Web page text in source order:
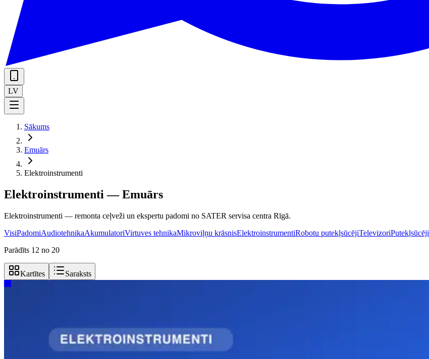
LV
Sākums
Emuārs
Elektroinstrumenti
Elektroinstrumenti — Emuārs
Elektroinstrumenti — remonta ceļveži un ekspertu padomi no SATER servisa centra Rīgā.
VisiPadomiAudiotehnikaAkumulatoriVirtuves tehnikaMikroviļņu krāsnisElektroinstrumentiRobotu putekļsūcējiTelevizoriPutekļsūcēji
Parādīts 12 no 20
Kartītes Saraksts